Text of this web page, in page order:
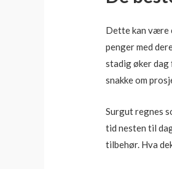
Dette kan være
penger med
stadig øker
snakke om
Surgut regnes
tid nesten til
tilbehør. Hva